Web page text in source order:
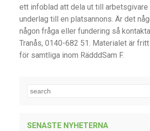
ett infoblad att dela ut till arbetsgivare
underlag till en platsannons. Är det
någon fråga eller fundering så
Tranås, 0140-682 51. Materialet är
för samtliga inom RädddSam F.
SENASTE NYHETERNA